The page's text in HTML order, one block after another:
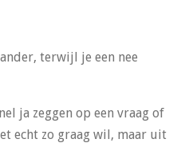
terwijl je een nee
ja zeggen op een vraag of
echt zo graag wil, maar uit